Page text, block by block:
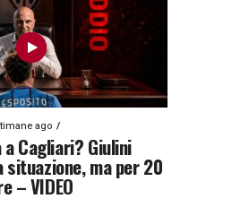
ago
Cagliari? Giulini
ma per 20
– VIDEO